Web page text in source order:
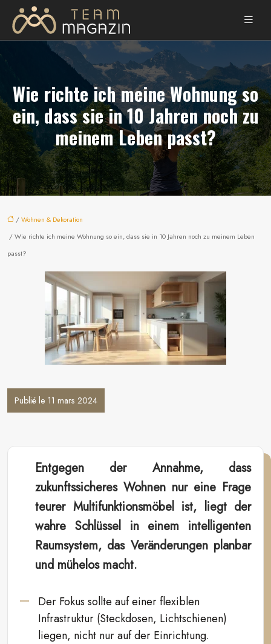
Wie richte ich meine Wohnung so
ein, dass sie in 10 Jahren noch zu
meinem Leben passt?
/Wohnen & Dekoration
/ Wie richte ich meine Wohnung so ein, dass sie in 10 Jahren noch zu meinem Leben
passt?
Publié le 11 mars 2024
Entgegen der Annahme, dass
zukunftssicheres Wohnen nur eine Frage
teurer Multifunktionsmöbel ist, liegt der
wahre Schlüssel in einem intelligenten
Raumsystem, das Veränderungen planbar
und mühelos macht.
Der Fokus sollte auf einer flexiblen
Infrastruktur (Steckdosen, Lichtschienen)
liegen, nicht nur auf der Einrichtung.